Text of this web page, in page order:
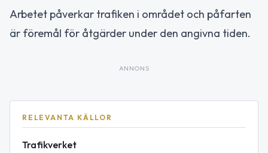
Arbetet påverkar trafiken i området och påfarten
är föremål för åtgärder under den angivna tiden.
ANNONS
RELEVANTA KÄLLOR
Trafikverket